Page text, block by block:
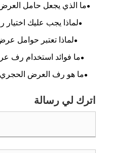
ما الذي يجعل حامل العرض
الحل الأكثر فعالية لمساحات البيع
لماذا يجب عليك اختيار
لماذا تعتبر حوامل عرض
الحجرية
ما فوائد استخدام رف عرض
ما هو رف العرض الحجري
اترك لي رسالة